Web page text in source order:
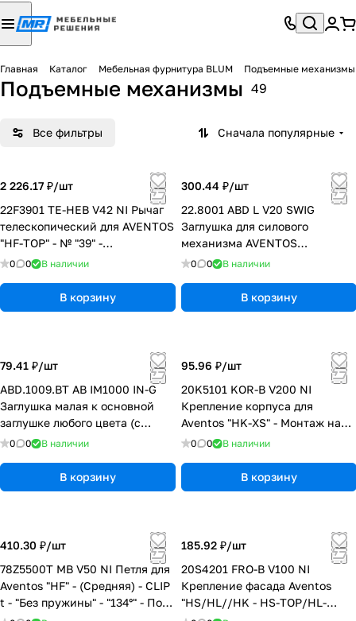
Главная Каталог Мебельная фурнитура BLUM Подъемные механизмы
Подъемные механизмы 49
Все фильтры Сначала популярные
2 226.17 ₽/шт
22F3901 TE-HEB V42 NI Рычаг
телескопический для AVENTOS
"HF-TOP" - № "39" -
(симметричный) - высота
0 0 В наличии
В корзину
300.44 ₽/шт
22.8001 ABD L V20 SWIG
Заглушка для силового
механизма AVENTOS
"HF/HS/HL-TOP" - (L) - Белый
0 0 В наличии
В корзину
79.41 ₽/шт
ABD.1009.BT AB IM1000 IN-G
Заглушка малая к основной
заглушке любого цвета (с
надписью BLUM нержавеющая
0 0 В наличии
В корзину
95.96 ₽/шт
20K5101 KOR-B V200 NI
Крепление корпуса для
Aventos "HK-XS" - Монтаж на
саморезы
0 0 В наличии
В корзину
410.30 ₽/шт
78Z5500T MB V50 NI Петля для
Aventos "HF" - (Средняя) - CLIP
t - "Без пружины" - "134°" - Под
185.92 ₽/шт
20S4201 FRO-B V100 NI
Крепление фасада Aventos
"HS/HL//HK - HS-TOP/HL-